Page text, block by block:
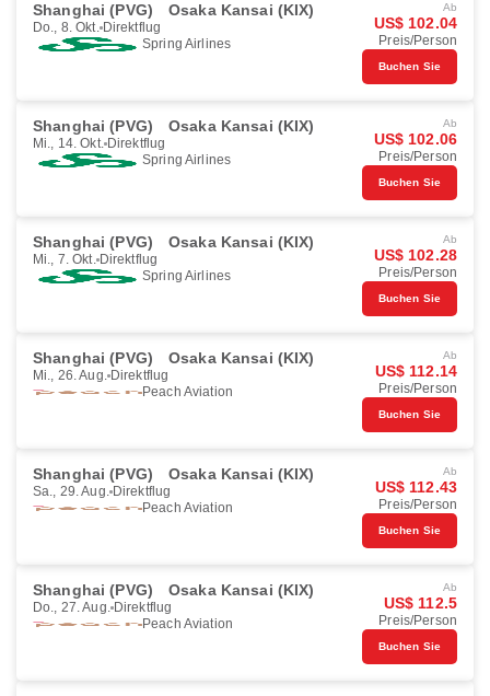
Shanghai (PVG) Osaka Kansai (KIX)
Do., 8. Okt. Direktflug
Spring Airlines
Ab
US$ 102.04
Preis/Person
Buchen Sie
Shanghai (PVG) Osaka Kansai (KIX)
Mi., 14. Okt. Direktflug
Spring Airlines
Ab
US$ 102.06
Preis/Person
Buchen Sie
Shanghai (PVG) Osaka Kansai (KIX)
Mi., 7. Okt. Direktflug
Spring Airlines
Ab
US$ 102.28
Preis/Person
Buchen Sie
Shanghai (PVG) Osaka Kansai (KIX)
Mi., 26. Aug. Direktflug
Peach Aviation
Ab
US$ 112.14
Preis/Person
Buchen Sie
Shanghai (PVG) Osaka Kansai (KIX)
Sa., 29. Aug. Direktflug
Peach Aviation
Ab
US$ 112.43
Preis/Person
Buchen Sie
Shanghai (PVG) Osaka Kansai (KIX)
Do., 27. Aug. Direktflug
Peach Aviation
Ab
US$ 112.5
Preis/Person
Buchen Sie